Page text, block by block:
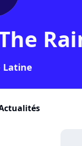
Latine